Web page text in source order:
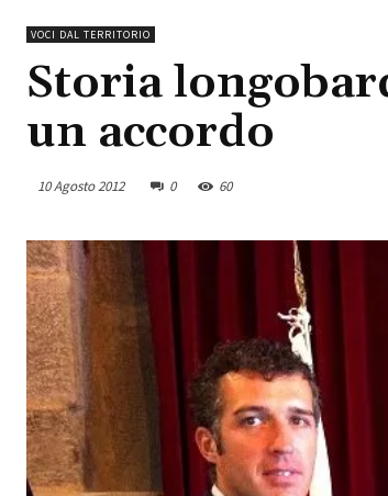
VOCI DAL TERRITORIO
Storia
un accordo
10 Agosto 2012 0 60